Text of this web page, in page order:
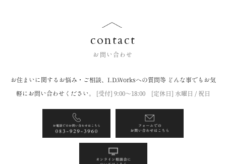
contact
お問い合わせ
お住まいに関するお悩み・ご相談、I.D.Worksへの質問等 どんな事でもお気
軽にお問い合わせください。 [受付] 9:00〜18:00 [定休日] 水曜日 / 祝日